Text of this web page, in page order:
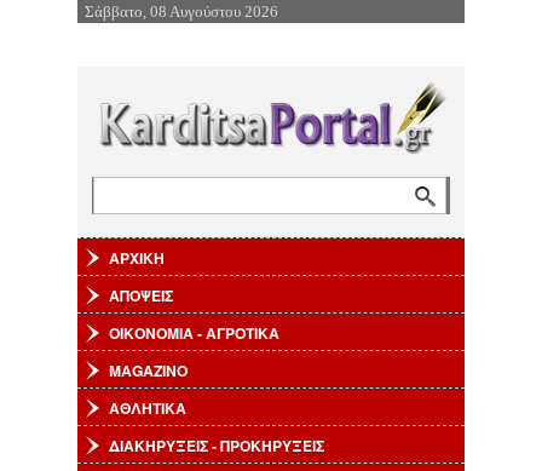
Επιστροφή στην Πλοήγηση
Σάββατο, 08 Αυγούστου 2026
ΑΡΧΙΚΗ
ΑΠΟΨΕΙΣ
ΟΙΚΟΝΟΜΙΑ - ΑΓΡΟΤΙΚΑ
MAGAZINO
ΑΘΛΗΤΙΚΑ
ΔΙΑΚΗΡΥΞΕΙΣ - ΠΡΟΚΗΡΥΞΕΙΣ